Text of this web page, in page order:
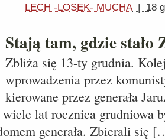
LECH -LOSEK- MUCHA| 18
Stają tam, gdzie stało
Zbliża się 13-ty grudnia.
wprowadzenia przez
kierowane przez generała
lat rocznica grudniowa
generała. Zbierali się